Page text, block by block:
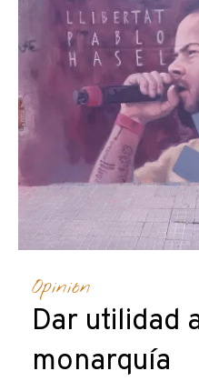
Opinión
Dar utilidad
monarquía